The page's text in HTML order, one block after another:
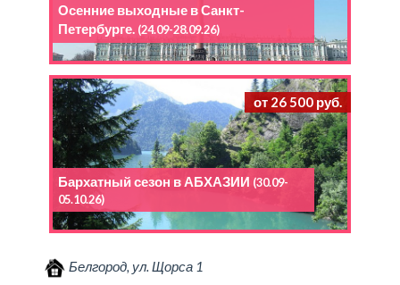
Осенние выходные в Санкт-
Петербурге. (24.09-28.09.26)
от 26 500 руб.
Бархатный сезон в АБХАЗИИ (30.09-
05.10.26)
Белгород, ул. Щорса 1